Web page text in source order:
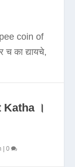
coin of
का द्यायचे,
Katha ।
|0